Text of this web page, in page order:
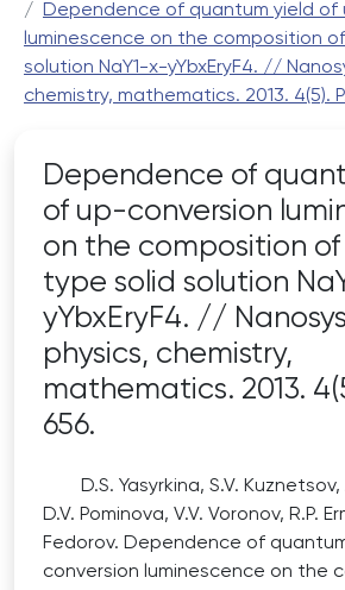
Dependence of quantum yield of
luminescence on the composition
solution NaY1-x-yYbxEryF4. //
chemistry, mathematics. 2013. 4(5).
Dependence of
of up-conversion
on the composition
type solid solution
yYbxEryF4. //
physics, chemistry,
mathematics. 2013.
656.
D.S. Yasyrkina, S.V.
D.V. Pominova, V.V. Voronov, R.P.
Fedorov. Dependence of
conversion luminescence on the